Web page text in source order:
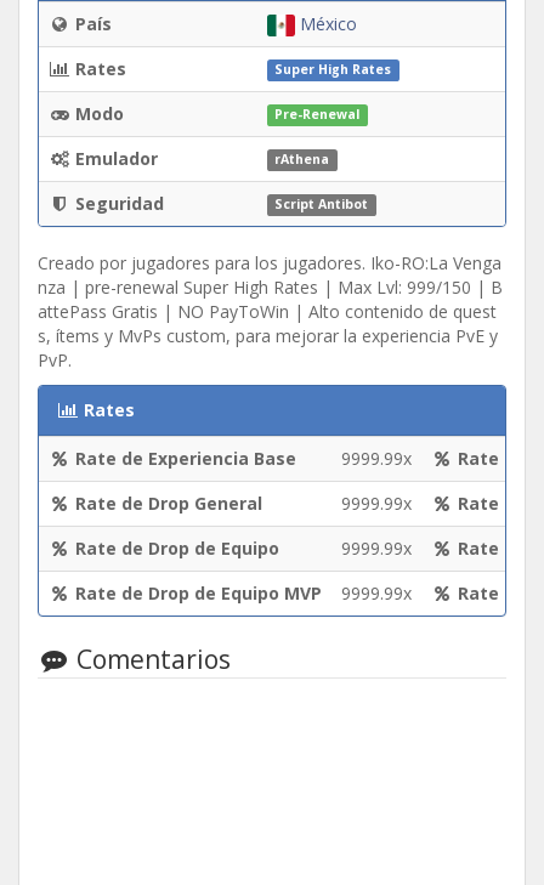
País
México
Rates
Super High Rates
Modo Pre-Renewal
Emulador rAthena
Seguridad Script Antibot
Creado por jugadores para los jugadores. Iko-RO:La Venga
nza | pre-renewal Super High Rates | Max Lvl: 999/150 | B
attePass Gratis | NO PayToWin | Alto contenido de quest
s, ítems y MvPs custom, para mejorar la experiencia PvE y
PvP.
Rates
Rate de Experiencia Base 9999.99x
Rate de
Rate de Drop General
9999.99x
Rate de
Rate de Drop de Equipo
9999.99x
Rate de
Rate de Drop de Equipo MVP
9999.99x Rate de
Comentarios